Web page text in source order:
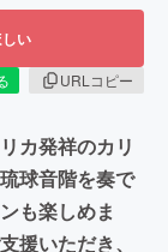
い
URLコピー
カ発祥のカリ
球音階を奏で
も楽しめま
援いただき、